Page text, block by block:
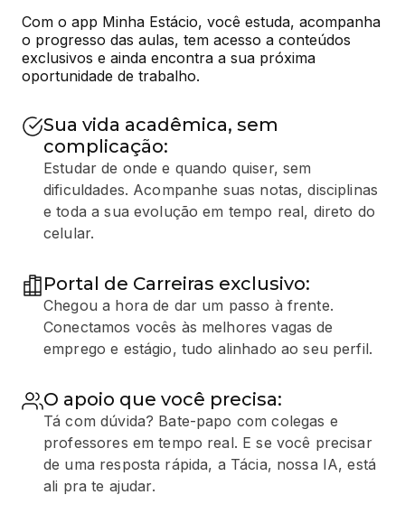
Com o app Minha Estácio, você estuda, acompanha
o progresso das aulas, tem acesso a conteúdos
exclusivos e ainda encontra a sua próxima
oportunidade de trabalho.
Sua vida acadêmica, sem
complicação:
Estudar de onde e quando quiser, sem
dificuldades. Acompanhe suas notas, disciplinas
e toda a sua evolução em tempo real, direto do
celular.
Portal de Carreiras exclusivo:
Chegou a hora de dar um passo à frente.
Conectamos vocês às melhores vagas de
emprego e estágio, tudo alinhado ao seu perfil.
O apoio que você precisa:
Tá com dúvida? Bate-papo com colegas e
professores em tempo real. E se você precisar
de uma resposta rápida, a Tácia, nossa IA, está
ali pra te ajudar.